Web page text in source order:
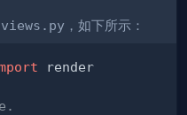
views.py ，如下所示：